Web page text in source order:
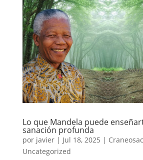
Lo que Mandela puede
sanación profunda
por javier| Jul 18, 2025 |
Uncategorized